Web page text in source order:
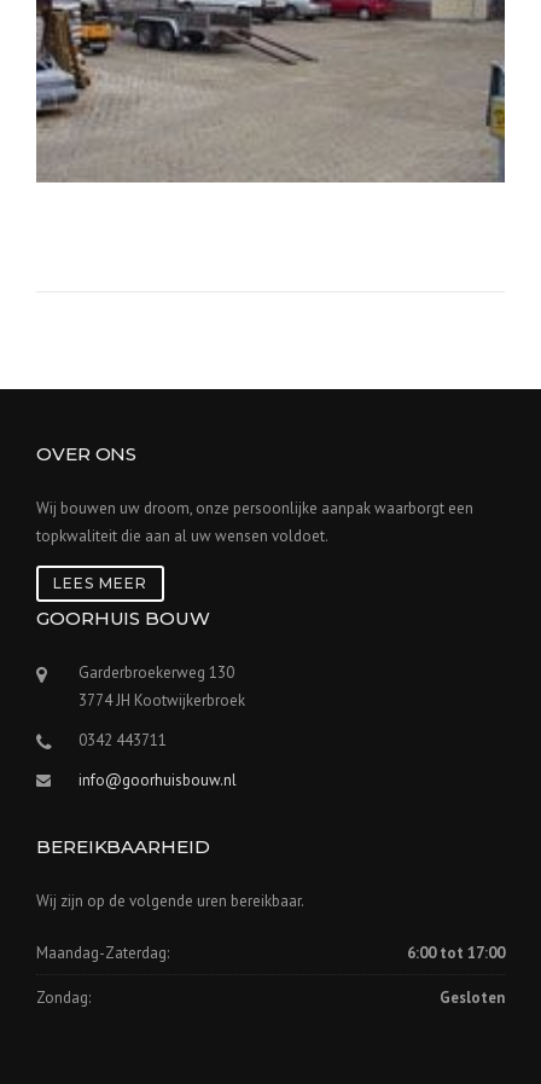
OVER ONS
Wij bouwen uw droom, onze persoonlijke aanpak waarborgt een
topkwaliteit die aan al uw wensen voldoet.
LEES MEER
GOORHUIS BOUW
Garderbroekerweg 130
3774 JH Kootwijkerbroek
0342 443711
info@goorhuisbouw.nl
BEREIKBAARHEID
Wij zijn op de volgende uren bereikbaar.
Maandag-Zaterdag: 6:00 tot 17:00
Zondag: Gesloten